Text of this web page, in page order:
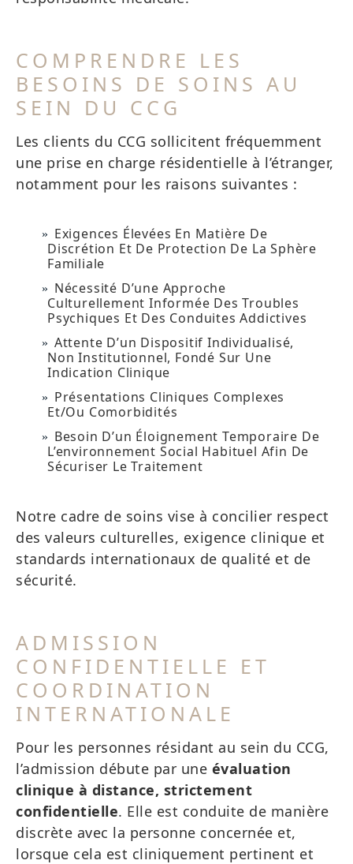
COMPRENDRE LES
BESOINS DE SOINS AU
SEIN DU CCG
Les clients du CCG sollicitent fréquemment
une prise en charge résidentielle à l’étranger,
notamment pour les raisons suivantes :
Exigences Élevées En Matière De
Discrétion Et De Protection De La Sphère
Familiale
Nécessité D’une Approche
Culturellement Informée Des Troubles
Psychiques Et Des Conduites Addictives
Attente D’un Dispositif Individualisé,
Non Institutionnel, Fondé Sur Une
Indication Clinique
Présentations Cliniques Complexes
Et/ou Comorbidités
Besoin D’un Éloignement Temporaire De
L’environnement Social Habituel Afin De
Sécuriser Le Traitement
Notre cadre de soins vise à concilier respect
des valeurs culturelles, exigence clinique et
standards internationaux de qualité et de
sécurité.
ADMISSION
CONFIDENTIELLE ET
COORDINATION
INTERNATIONALE
Pour les personnes résidant au sein du CCG,
l’admission débute par une évaluation
clinique à distance, strictement
confidentielle. Elle est conduite de manière
discrète avec la personne concernée et,
lorsque cela est cliniquement pertinent et